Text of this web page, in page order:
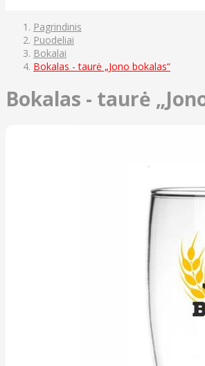
Pagrindinis
Puodeliai
Bokalai
Bokalas - taurė „Jono bokalas“
Bokalas - taurė